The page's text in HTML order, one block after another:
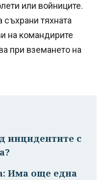
или войниците.
съхрани тяхната
на командирите
при вземането на
инцидентите с
Има още една